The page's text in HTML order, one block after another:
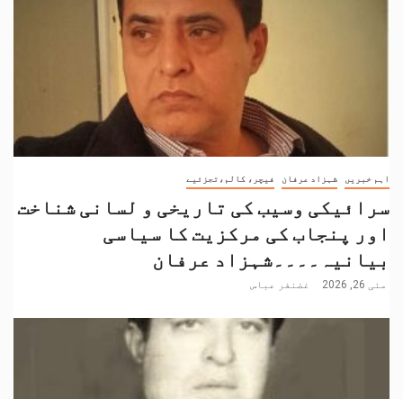
اہم خبریں شہزاد عرفان فیچر، کالم،تجزئیے
سرائیکی وسیب کی تاریخی و لسانی شناخت
اور پنجاب کی مرکزیت کا سیاسی
بیانیہ۔۔۔۔شہزاد عرفان
مئی 26, 2026 غضنفر عباس